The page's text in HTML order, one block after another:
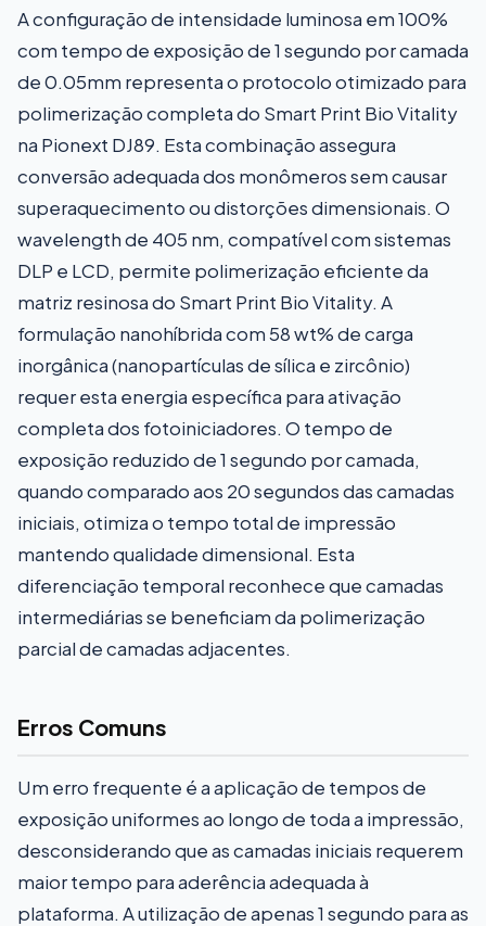
A configuração de intensidade luminosa em 100%
com tempo de exposição de 1 segundo por camada
de 0.05mm representa o protocolo otimizado para
polimerização completa do Smart Print Bio Vitality
na Pionext DJ89. Esta combinação assegura
conversão adequada dos monômeros sem causar
superaquecimento ou distorções dimensionais. O
wavelength de 405 nm, compatível com sistemas
DLP e LCD, permite polimerização eficiente da
matriz resinosa do Smart Print Bio Vitality. A
formulação nanohíbrida com 58 wt% de carga
inorgânica (nanopartículas de sílica e zircônio)
requer esta energia específica para ativação
completa dos fotoiniciadores. O tempo de
exposição reduzido de 1 segundo por camada,
quando comparado aos 20 segundos das camadas
iniciais, otimiza o tempo total de impressão
mantendo qualidade dimensional. Esta
diferenciação temporal reconhece que camadas
intermediárias se beneficiam da polimerização
parcial de camadas adjacentes.
Erros Comuns
Um erro frequente é a aplicação de tempos de
exposição uniformes ao longo de toda a impressão,
desconsiderando que as camadas iniciais requerem
maior tempo para aderência adequada à
plataforma. A utilização de apenas 1 segundo para as